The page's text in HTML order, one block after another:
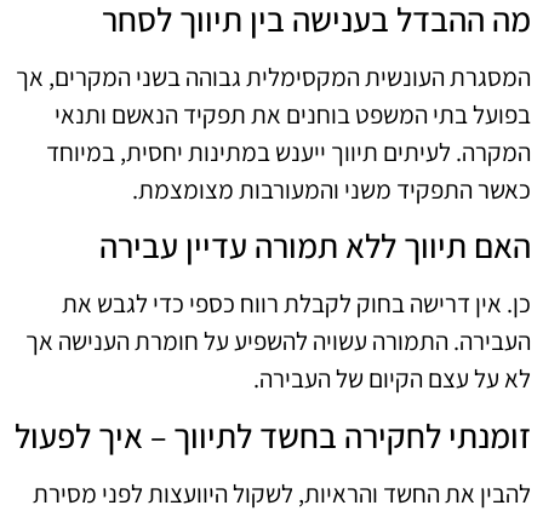
מה ההבדל בענישה בין תיווך לסחר
המסגרת העונשית המקסימלית גבוהה בשני המקרים, אך
בפועל בתי המשפט בוחנים את תפקיד הנאשם ותנאי
המקרה. לעיתים תיווך ייענש במתינות יחסית, במיוחד
כאשר התפקיד משני והמעורבות מצומצמת.
האם תיווך ללא תמורה עדיין עבירה
כן. אין דרישה בחוק לקבלת רווח כספי כדי לגבש את
העבירה. התמורה עשויה להשפיע על חומרת הענישה אך
לא על עצם הקיום של העבירה.
זומנתי לחקירה בחשד לתיווך – איך לפעול
להבין את החשד והראיות, לשקול היוועצות לפני מסירת